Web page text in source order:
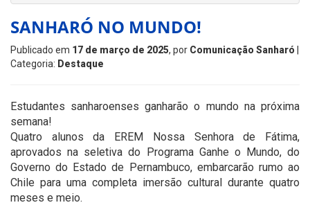
SANHARÓ NO MUNDO!
Publicado em 17 de março de 2025, por Comunicação Sanharó
Categoria: Destaque
Estudantes sanharoenses ganharão o mundo na próxima
semana!
Quatro alunos da EREM Nossa Senhora de Fátima,
aprovados na seletiva do Programa Ganhe o Mundo, do
Governo do Estado de Pernambuco, embarcarão rumo ao
Chile para uma completa imersão cultural durante quatro
meses e meio.